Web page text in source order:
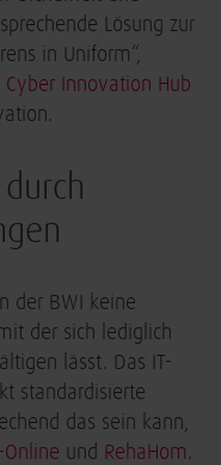
Lösung zur
in Uniform“,
Cyber Innovation Hub
der BWI keine
der sich lediglich
lässt. Das IT-
standardisierte
das sein kann,
Online und RehaHom .